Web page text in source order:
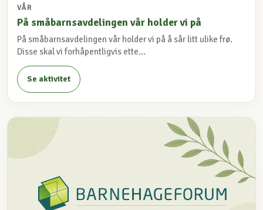
VÅR
På småbarnsavdelingen vår holder vi på
På småbarnsavdelingen vår holder vi på å sår litt ulike frø.
Disse skal vi forhåpentligvis ette...
Se aktivitet